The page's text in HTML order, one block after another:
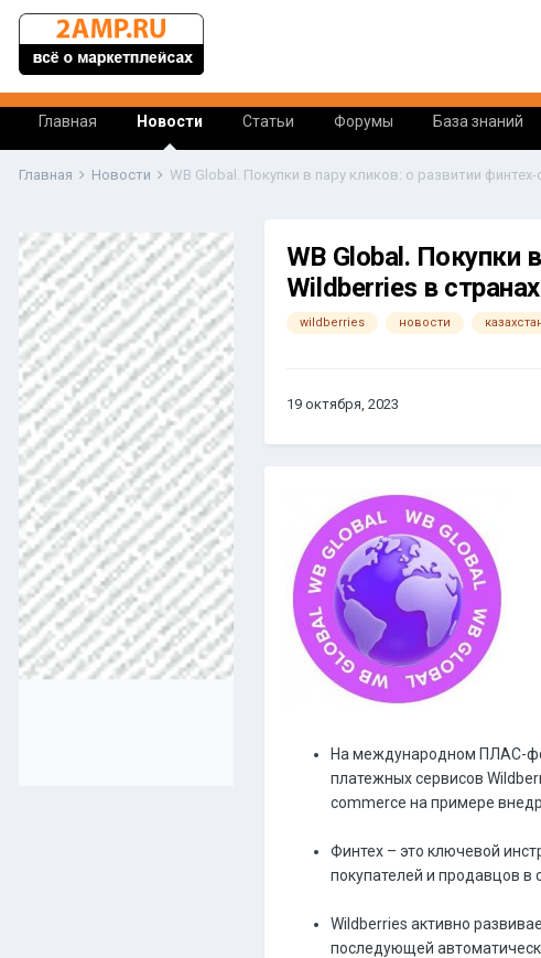
Главная Новости Статьи Форумы База знаний
Главная Новости
WB Global. Покупки
Wildberries в
wildberries новости
19 октября, 2023
На международном ПЛАС-
платежных сервисов
commerce на примере
Финтех – это ключевой
покупателей и продавцов в
Wildberries активно
последующей